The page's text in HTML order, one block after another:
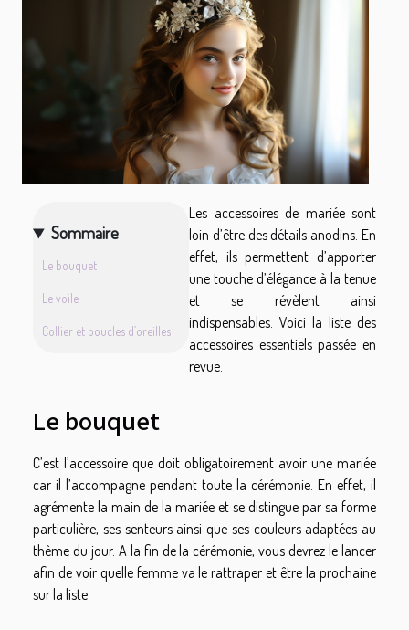
Sommaire
Le bouquet
Le voile
Collier et boucles d’oreilles
Les accessoires de mariée sont
loin d’être des détails anodins. En
effet, ils permettent d’apporter
une touche d’élégance à la tenue
et se révèlent ainsi
indispensables. Voici la liste des
accessoires essentiels passée en
revue.
Le bouquet
C’est l’accessoire que doit obligatoirement avoir une mariée
car il l’accompagne pendant toute la cérémonie. En effet, il
agrémente la main de la mariée et se distingue par sa forme
particulière, ses senteurs ainsi que ses couleurs adaptées au
thème du jour. A la fin de la cérémonie, vous devrez le lancer
afin de voir quelle femme va le rattraper et être la prochaine
sur la liste.